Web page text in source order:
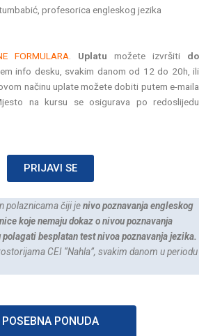
profesorica engleskog jezika
FORMULARA Uplatu možete izvršiti do
info desku, svakim danom od 12 do 20h, ili
načinu uplate možete dobiti putem e-maila
na kursu se osigurava po redoslijedu
PRIJAVI SE
polaznicama čiji jenivo poznavanja engleskog
koje nemaju dokaz o nivou poznavanja
besplatan test nivoa poznavanja jezika.
CEI “Nahla”, svakim danom u periodu
POSEBNA PONUDA